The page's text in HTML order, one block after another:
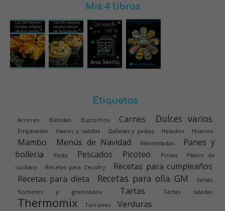
Mis 4 libros
Etiquetas
Arroces Bebidas Bizcochos Carnes Dulces varios
Empanadas Flanes y natillas Galletas y pastas Helados Huevos
Mambo Menús de Navidad Mermeladas
Panes y
bolleria
Pasta Pescados Picoteo Pizzas
Platos de
cuchara
Recetas para Cecofry
Recetas para cumpleaños
Recetas para dieta
Recetas para olla GM
Salsas
Sorbetes y granizados
Tartas Tartas saladas
Thermomix Turrones Verduras